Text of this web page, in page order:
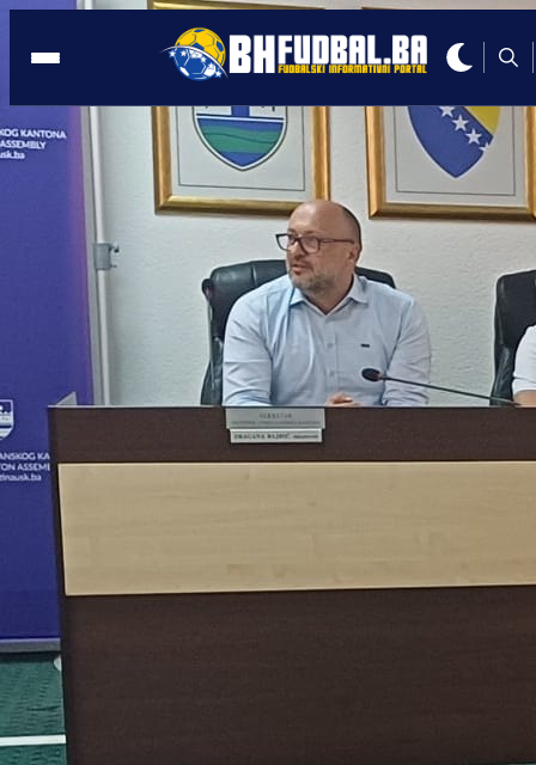
NK Ključ i Vlada USK zajedno za sport:
Planovi za nove projekte!
Autor:
Redakcija
19:12, 24.03.2026